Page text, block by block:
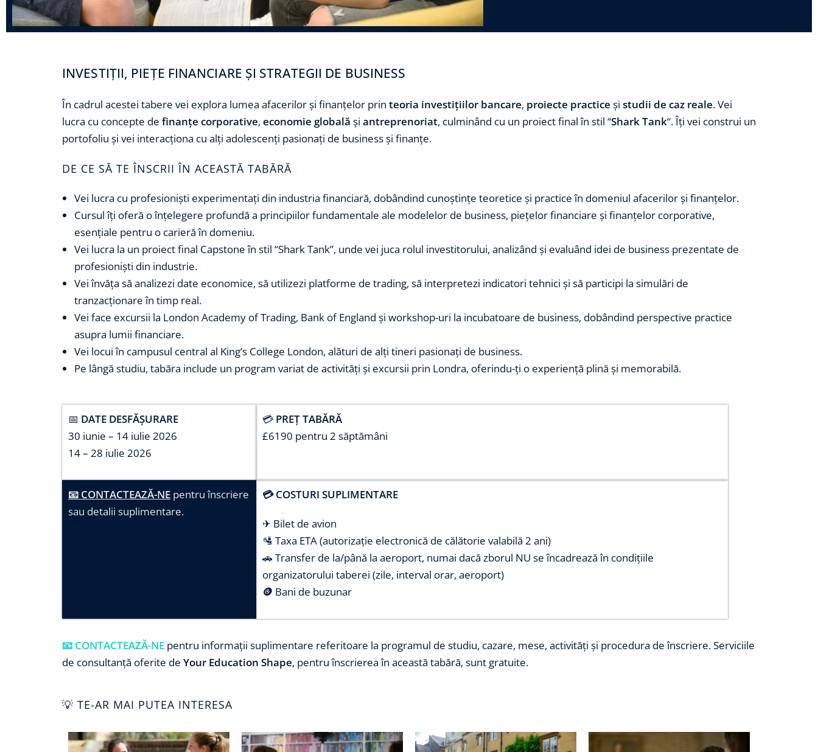
INVESTIȚII, PIEȚE FINANCIARE ȘI STRATEGII DE BUSINESS
În cadrul acestei tabere vei explora lumea afacerilor și finanțelor prin teoria investițiilor bancare, proiecte practice și studii de caz reale. Vei
lucra cu concepte de finanțe corporative, economie globală și antreprenoriat, culminând cu un proiect final în stil “Shark Tank“. Îți vei construi un
portofoliu și vei interacționa cu alți adolescenți pasionați de business și finanțe.
DE CE SĂ TE ÎNSCRII ÎN ACEASTĂ TABĂRĂ
Vei lucra cu profesioniști experimentați din industria financiară, dobândind cunoștințe teoretice și practice în domeniul afacerilor și finanțelor.
Cursul îți oferă o înțelegere profundă a principiilor fundamentale ale modelelor de business, piețelor financiare și finanțelor corporative,
esențiale pentru o carieră în domeniu.
Vei lucra la un proiect final Capstone în stil “Shark Tank”, unde vei juca rolul investitorului, analizând și evaluând idei de business prezentate de
profesioniști din industrie.
Vei învăța să analizezi date economice, să utilizezi platforme de trading, să interpretezi indicatori tehnici și să participi la simulări de
tranzacționare în timp real.
Vei face excursii la London Academy of Trading, Bank of England și workshop-uri la incubatoare de business, dobândind perspective practice
asupra lumii financiare.
Vei locui în campusul central al King’s College London, alături de alți tineri pasionați de business.
Pe lângă studiu, tabăra include un program variat de activități și excursii prin Londra, oferindu-ți o experiență plină și memorabilă.
📅 DATE DESFĂȘURARE
30 iunie – 14 iulie 2026
14 – 28 iulie 2026
💳 PREȚ TABĂRĂ
£6190 pentru 2 săptămâni
📧 CONTACTEAZĂ-NE pentru înscriere
sau detalii suplimentare.
💳 COSTURI SUPLIMENTARE
✈ Bilet de avion
🛂 Taxa ETA (autorizație electronică de călătorie valabilă 2 ani)
🚗 Transfer de la/până la aeroport, numai dacă zborul NU se încadrează în condițiile
organizatorului taberei (zile, interval orar, aeroport)
🪙 Bani de buzunar
📧 CONTACTEAZĂ-NE pentru informații suplimentare referitoare la programul de studiu, cazare, mese, activități și procedura de înscriere. Serviciile
de consultanță oferite de Your Education Shape, pentru înscrierea în această tabără, sunt gratuite.
💡 TE-AR MAI PUTEA INTERESA